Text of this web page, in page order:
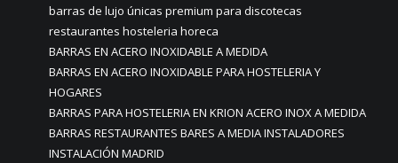
barras de lujo únicas premium para discotecas
restaurantes hosteleria horeca
BARRAS EN ACERO INOXIDABLE A MEDIDA
BARRAS EN ACERO INOXIDABLE PARA HOSTELERIA Y
HOGARES
BARRAS PARA HOSTELERIA EN KRION ACERO INOX A MEDIDA
BARRAS RESTAURANTES BARES A MEDIA INSTALADORES
INSTALACIÓN MADRID